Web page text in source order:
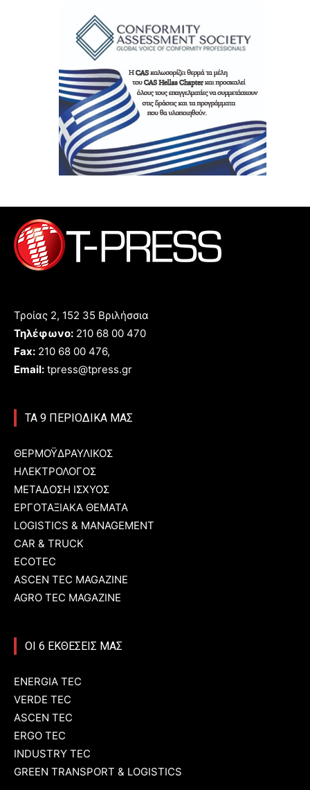
Τροίας 2, 152 35 Βριλήσσια
Τηλέφωνο: 210 68 00 470
Fax: 210 68 00 476,
Email: tpress@tpress.gr
ΤΑ 9 ΠΕΡΙΟΔΙΚΑ ΜΑΣ
ΘΕΡΜΟΫΔΡΑΥΛΙΚΟΣ
ΗΛΕΚΤΡΟΛΟΓΟΣ
ΜΕΤΑΔΟΣΗ ΙΣΧΥΟΣ
ΕΡΓΟΤΑΞΙΑΚΑ ΘΕΜΑΤΑ
LOGISTICS & MANAGEMENT
CAR & TRUCK
ECOTEC
ASCEN TEC MAGAZINE
AGRO TEC MAGAZINE
ΟΙ 6 ΕΚΘΕΣΕΙΣ ΜΑΣ
ENERGIA TEC
VERDE TEC
ASCEN TEC
ERGO TEC
INDUSTRY TEC
GREEN TRANSPORT & LOGISTICS